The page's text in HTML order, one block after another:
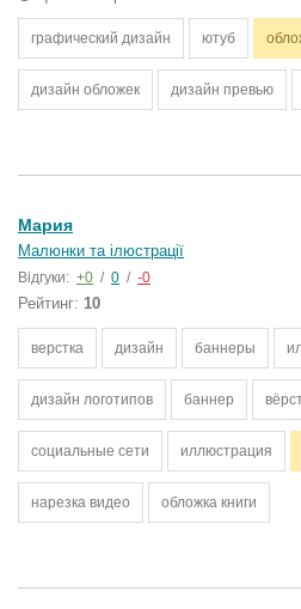
графический дизайн ютуб
дизайн обложек дизайн превью
Мария
Малюнки та ілюстрації
Відгуки: +0 / 0 / -0
Рейтинг: 10
верстка дизайн баннеры
дизайн логотипов баннер
социальные сети иллюстрация
нарезка видео обложка книги